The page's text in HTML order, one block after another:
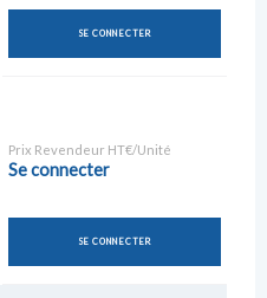
SE CONNECTER
Prix Revendeur HT€/Unité
Se connecter
SE CONNECTER